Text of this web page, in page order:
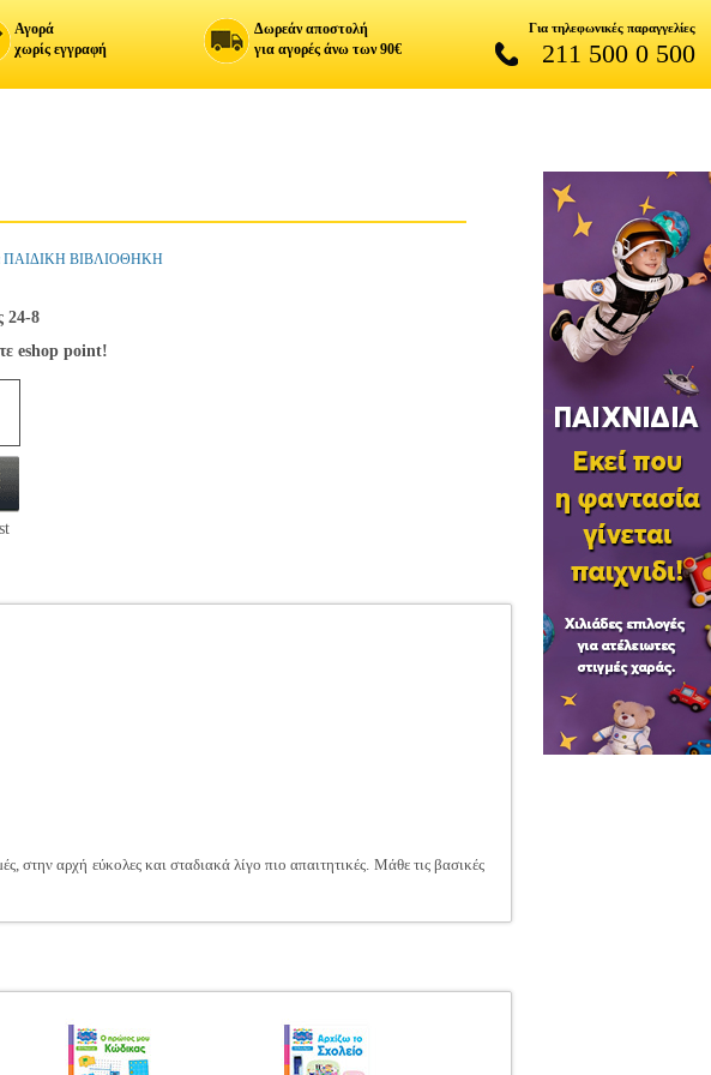
Αγορά
χωρίς εγγραφή
Δωρεάν αποστολή
για αγορές άνω των 90€
Για τηλεφωνικές παραγγελίες
211 500 0 500
ΠΑΙΔΙΚΗ ΒΙΒΛΙΟΘΗΚΗ
24-8
eshop point!
στην αρχή εύκολες και σταδιακά λίγο πιο απαιτητικές. Μάθε τις βασικές